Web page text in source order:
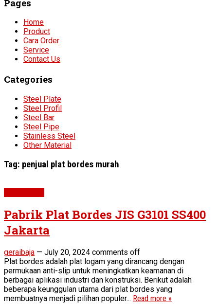
Pages
Home
Product
Cara Order
Service
Contact Us
Categories
Steel Plate
Steel Profil
Steel Bar
Steel Pipe
Stainless Steel
Other Material
Tag: penjual plat bordes murah
Pabrik Plat Bordes JIS G3101 SS400
Jakarta
geraibaja — July 20, 2024 comments off
Plat bordes adalah plat logam yang dirancang dengan
permukaan anti-slip untuk meningkatkan keamanan di
berbagai aplikasi industri dan konstruksi. Berikut adalah
beberapa keunggulan utama dari plat bordes yang
membuatnya menjadi pilihan populer... Read more »